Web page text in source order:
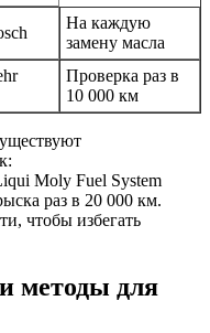
На каждую
замену масла
Проверка раз в
10 000 км
Moly Fuel System
раз в 20 000 км.
чтобы избегать
методы для